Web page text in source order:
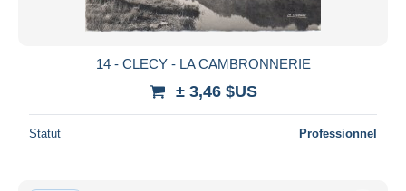
14 - CLECY - LA CAMBRONNERIE
± 3,46 $US
Statut Professionnel